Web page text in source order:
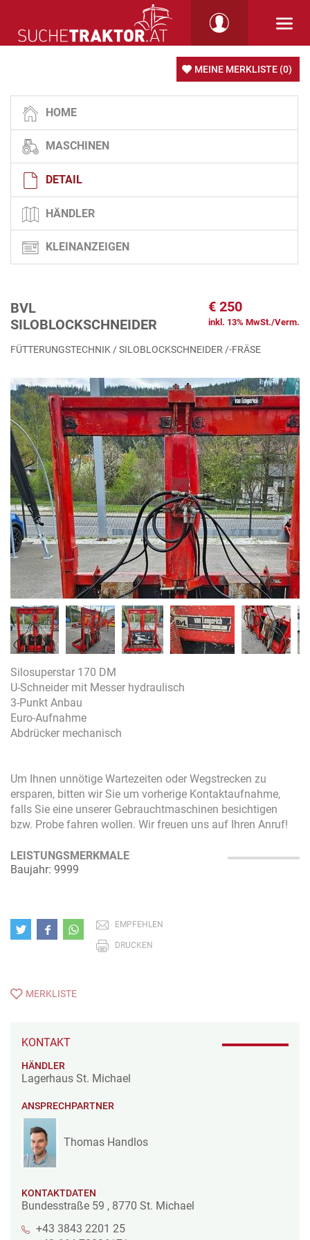
MEINE MERKLISTE (0)
HOME
MASCHINEN
DETAIL
HÄNDLER
KLEINANZEIGEN
BVL
SILOBLOCKSCHNEIDER
€ 250
inkl. 13% MwSt./Verm.
FÜTTERUNGSTECHNIK / SILOBLOCKSCHNEIDER /-FRÄSE
Silosuperstar 170 DM
U-Schneider mit Messer hydraulisch
3-Punkt Anbau
Euro-Aufnahme
Abdrücker mechanisch
Um Ihnen unnötige Wartezeiten oder Wegstrecken zu
ersparen, bitten wir Sie um vorherige Kontaktaufnahme,
falls Sie eine unserer Gebrauchtmaschinen besichtigen
bzw. Probe fahren wollen. Wir freuen uns auf Ihren Anruf!
LEISTUNGSMERKMALE
Baujahr: 9999
EMPFEHLEN
DRUCKEN
MERKLISTE
KONTAKT
HÄNDLER
Lagerhaus St. Michael
ANSPRECHPARTNER
Thomas Handlos
KONTAKTDATEN
Bundesstraße 59 , 8770 St. Michael
+43 3843 2201 25